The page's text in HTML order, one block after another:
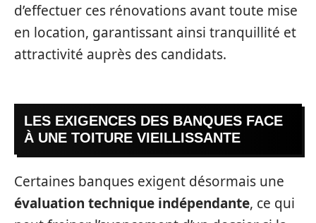
d’effectuer ces rénovations avant toute mise
en location, garantissant ainsi tranquillité et
attractivité auprès des candidats.
LES EXIGENCES DES BANQUES FACE
À UNE TOITURE VIEILLISSANTE
Certaines banques exigent désormais une
évaluation technique indépendante, ce qui